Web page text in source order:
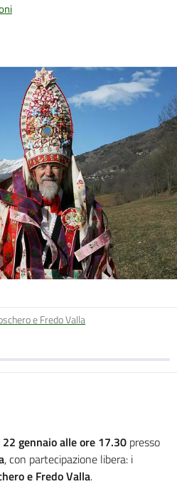
e Fredo Valla
gennaio alle ore 17.30 presso
, con partecipazione libera: i
e Fredo Valla.